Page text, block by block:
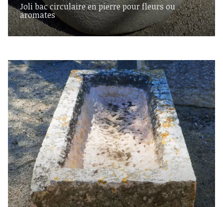
Joli bac circulaire en pierre pour fleurs ou
aromates